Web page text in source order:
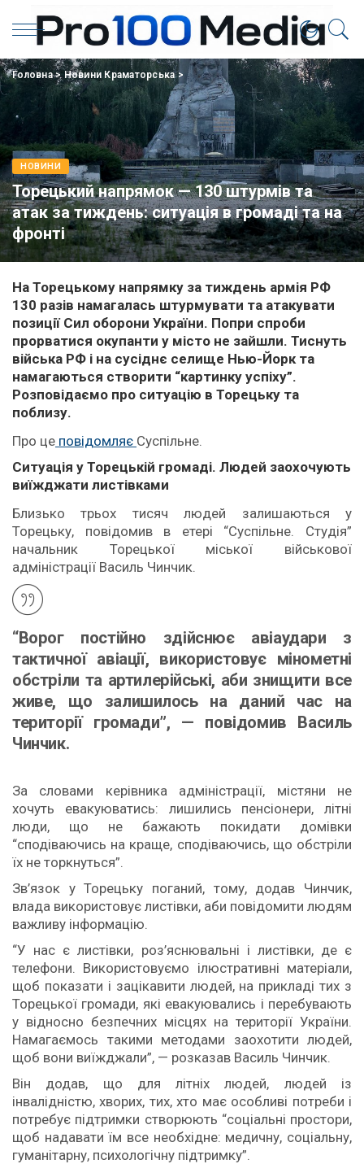
Головна> Новини Краматорська>
НОВИНИ
Торецький напрямок — 130 штурмів та
атак за тиждень: ситуація в громаді та на
фронті
На Торецькому напрямку за тиждень армія РФ
130 разів намагалась штурмувати та атакувати
позиції Сил оборони України. Попри спроби
прорватися окупанти у місто не зайшли. Тиснуть
війська РФ і на сусіднє селище Нью-Йорк та
намагаються створити “картинку успіху”.
Розповідаємо про ситуацію в Торецьку та
поблизу.
Про це повідомляє Суспільне.
Ситуація у Торецькій громаді. Людей заохочують
виїжджати листівками
Близько трьох тисяч людей залишаються у
Торецьку, повідомив в етері “Суспільне. Студія”
начальник Торецької міської військової
адміністрації Василь Чинчик.
“Ворог постійно здійснює авіаудари з
тактичної авіації, використовує мінометні
обстріли та артилерійські, аби знищити все
живе, що залишилось на даний час на
території громади”, — повідомив Василь
Чинчик.
За словами керівника адміністрації, містяни не
хочуть евакуюватись: лишились пенсіонери, літні
люди, що не бажають покидати домівки
“сподіваючись на краще, сподіваючись, що обстріли
їх не торкнуться”.
Зв’язок у Торецьку поганий, тому, додав Чинчик,
влада використовує листівки, аби повідомити людям
важливу інформацію.
“У нас є листівки, роз’яснювальні і листівки, де є
телефони. Використовуємо ілюстративні матеріали,
щоб показати і зацікавити людей, на прикладі тих з
Торецької громади, які евакуювались і перебувають
у відносно безпечних місцях на території України.
Намагаємось такими методами заохотити людей,
щоб вони виїжджали”, — розказав Василь Чинчик.
Він додав, що для літніх людей, людей із
інвалідністю, хворих, тих, хто має особливі потреби і
потребує підтримки створюють “соціальні простори,
щоб надавати їм все необхідне: медичну, соціальну,
гуманітарну, психологічну підтримку”.